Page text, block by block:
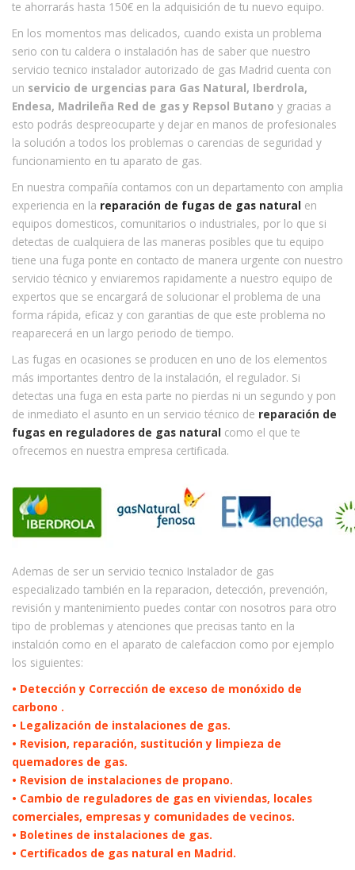
te ahorrarás hasta 150€ en la adquisición de tu nuevo equipo.
En los momentos mas delicados, cuando exista un problema
serio con tu caldera o instalación has de saber que nuestro
servicio tecnico instalador autorizado de gas Madrid cuenta con
un servicio de urgencias para Gas Natural, Iberdrola,
Endesa, Madrileña Red de gas y Repsol Butano y gracias a
esto podrás despreocuparte y dejar en manos de profesionales
la solución a todos los problemas o carencias de seguridad y
funcionamiento en tu aparato de gas.
En nuestra compañía contamos con un departamento con amplia
experiencia en la reparación de fugas de gas natural en
equipos domesticos, comunitarios o industriales, por lo que si
detectas de cualquiera de las maneras posibles que tu equipo
tiene una fuga ponte en contacto de manera urgente con nuestro
servicio técnico y enviaremos rapidamente a nuestro equipo de
expertos que se encargará de solucionar el problema de una
forma rápida, eficaz y con garantias de que este problema no
reaparecerá en un largo periodo de tiempo.
Las fugas en ocasiones se producen en uno de los elementos
más importantes dentro de la instalación, el regulador. Si
detectas una fuga en esta parte no pierdas ni un segundo y pon
de inmediato el asunto en un servicio técnico de reparación de
fugas en reguladores de gas natural como el que te
ofrecemos en nuestra empresa certificada.
Ademas de ser un servicio tecnico Instalador de gas
especializado también en la reparacion, detección, prevención,
revisión y mantenimiento puedes contar con nosotros para otro
tipo de problemas y atenciones que precisas tanto en la
instalción como en el aparato de calefaccion como por ejemplo
los siguientes:
• Detección y Corrección de exceso de monóxido de
carbono .
• Legalización de instalaciones de gas.
• Revision, reparación, sustitución y limpieza de
quemadores de gas.
• Revision de instalaciones de propano.
• Cambio de reguladores de gas en viviendas, locales
comerciales, empresas y comunidades de vecinos.
• Boletines de instalaciones de gas.
• Certificados de gas natural en Madrid.